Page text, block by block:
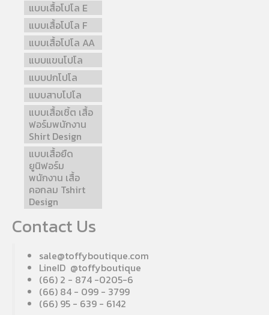
แบบเสื้อโปโล E
แบบเสื้อโปโล F
แบบเสื้อโปโล AA
แบบแขนโปโล
แบบปกโปโล
แบบสาบโปโล
แบบเสื้อเชิ้ต เสื้อ
ฟอร์มพนักงาน
Shirt Design
แบบเสื้อยืด
ยูนิฟอร์ม
พนักงาน เสื้อ
คอกลม Tshirt
Design
Contact Us
sale@toffyboutique.com
LineID @toffyboutique
(66) 2 - 874 -0205-6
(66) 84 - 099 - 3799
(66) 95 - 639 - 6142